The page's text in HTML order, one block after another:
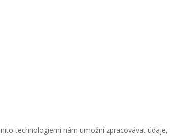
technologiemi nám umožní zpracovávat údaje,